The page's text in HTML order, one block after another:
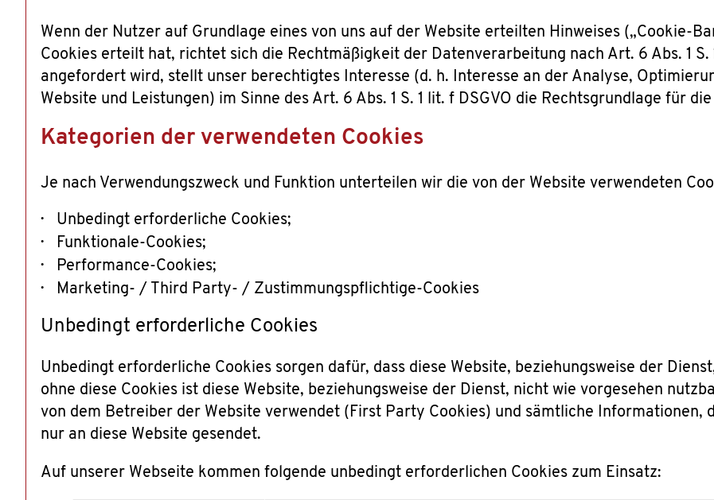
Wenn der Nutzer auf Grundlage eines von uns auf der Website erteilten Hinweises („Cookie-
Cookies erteilt hat, richtet sich die Rechtmäßigkeit der Datenverarbeitung nach Art. 6 Abs. 1 S.
angefordert wird, stellt unser berechtigtes Interesse (d. h. Interesse an der Analyse,
Website und Leistungen) im Sinne des Art. 6 Abs. 1 S. 1 lit. f DSGVO die Rechtsgrundlage für
Kategorien der verwendeten Cookies
Je nach Verwendungszweck und Funktion unterteilen wir die von der Website verwendeten
Unbedingt erforderliche Cookies;
Funktionale-Cookies;
Performance-Cookies;
Marketing- / Third Party- / Zustimmungspflichtige-Cookies
Unbedingt erforderliche Cookies
Unbedingt erforderliche Cookies sorgen dafür, dass diese Website, beziehungsweise der
ohne diese Cookies ist diese Website, beziehungsweise der Dienst, nicht wie vorgesehen
von dem Betreiber der Website verwendet (First Party Cookies) und sämtliche Informationen,
nur an diese Website gesendet.
Auf unserer Webseite kommen folgende unbedingt erforderlichen Cookies zum Einsatz: